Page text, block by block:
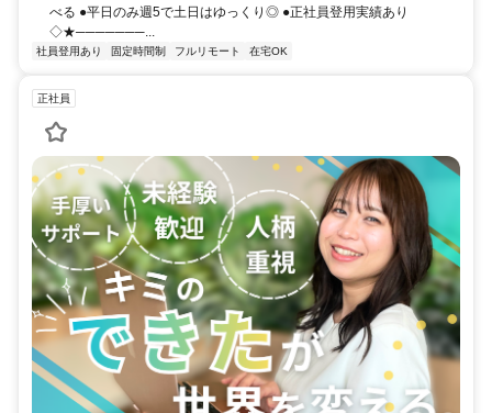
べる ●平日のみ週5で土日はゆっくり◎ ●正社員登用実績あり
◇★───────...
社員登用あり 固定時間制 フルリモート 在宅OK
正社員